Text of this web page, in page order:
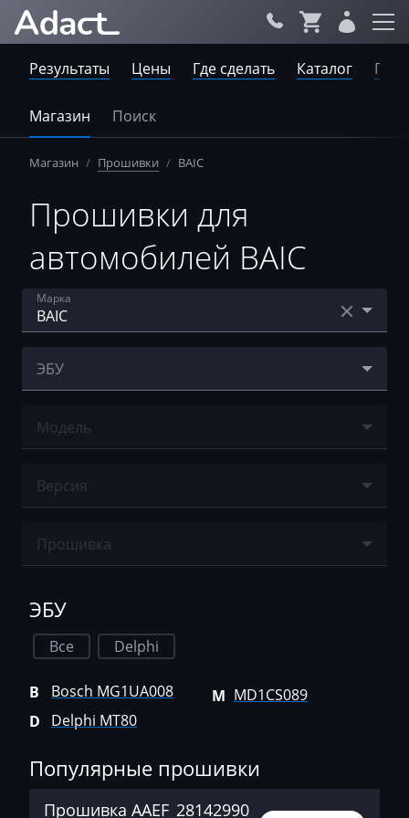
Результаты Цены Где сделать Каталог
Магазин Поиск
Магазин / Прошивки / BAIC
Прошивки для
автомобилей BAIC
Марка
Agco
Agrifac
Albach
Atlas
Audi
Ausa
AVR
BAIC
ЭБУ
MD1CS089
Модель
Версия
Прошивка
ЭБУ
Все Delphi
B
Bosch MG1UA008
D
Delphi MT80
M MD1CS089
Популярные прошивки
Прошивка AAEF_28142990_